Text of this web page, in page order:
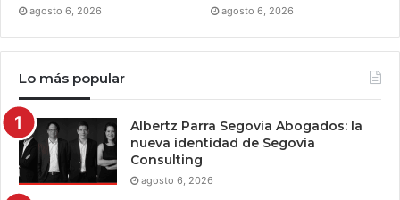
agosto 6, 2026 agosto 6, 2026
Lo más popular
Albertz Parra Segovia Abogados: la
nueva identidad de Segovia
Consulting
agosto 6, 2026